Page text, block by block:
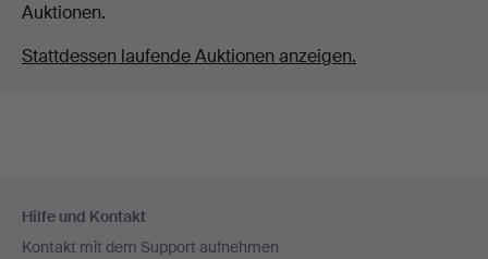
Auktionen.
Stattdessen laufende Auktionen anzeigen.
Navigation
Hilfe und Kontakt
Kontakt mit dem Support aufnehmen